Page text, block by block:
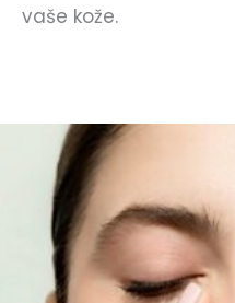
vaše kože.